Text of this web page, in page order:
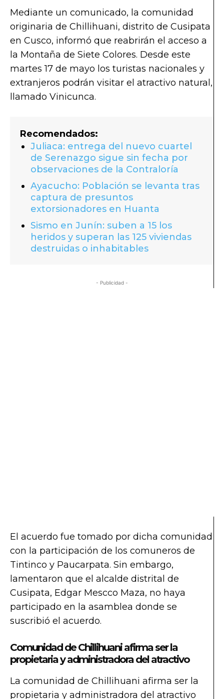
Mediante un comunicado, la comunidad
originaria de Chillihuani, distrito de Cusipata
en Cusco, informó que reabrirán el acceso a
la Montaña de Siete Colores. Desde este
martes 17 de mayo los turistas nacionales y
extranjeros podrán visitar el atractivo natural,
llamado Vinicunca.
Recomendados:
Juliaca: entrega del nuevo cuartel
de Serenazgo sigue sin fecha por
observaciones de la Contraloría
Ayacucho: Población se levanta tras
captura de presuntos
extorsionadores en Huanta
Sismo en Junín: suben a 15 los
heridos y superan las 125 viviendas
destruidas o inhabitables
- Publicidad -
El acuerdo fue tomado por dicha comunidad
con la participación de los comuneros de
Tintinco y Paucarpata. Sin embargo,
lamentaron que el alcalde distrital de
Cusipata, Edgar Mescco Maza, no haya
participado en la asamblea donde se
suscribió el acuerdo.
Comunidad de Chillihuani afirma ser la
propietaria y administradora del atractivo
La comunidad de Chillihuani afirma ser la
propietaria y administradora del atractivo